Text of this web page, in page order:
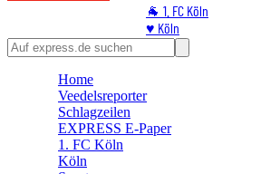
🐐 1. FC Köln
♥️ Köln
⭐ Promi
🛒 Shoppingwelt
Home
Veedelsreporter
Schlagzeilen
EXPRESS E-Paper
1. FC Köln
Köln